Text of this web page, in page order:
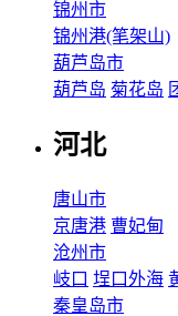
锦州市
锦州港(笔架山)
葫芦岛市
葫芦岛 菊花岛
河北
唐山市
京唐港 曹妃甸
沧州市
岐口 埕口外海
秦皇岛市